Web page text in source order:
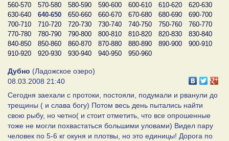
560-570
570-580 580-590 590-600 600-610 610-620
620-630
630-640
640-650 650-660 660-670 670-680 680-690
690-700
700-710
710-720 720-730 730-740 740-750 750-760
760-770
770-780
780-790 790-800 800-810 810-820 820-830
830-840
840-850
850-860 860-870 870-880 880-890 890-900
900-910
910-920
920-930 930-940 940-950 950-960
Дубно (Ладожское озеро)
08.03.2008 21:40
Сегодня заехали с протоки, постояли, подумали и рванули до
трещины ( и слава богу) Потом весь день пытались найти
свою рыбу, но четно( и стоит отметить, что все опрошенные
тоже не могли похвастаться большими уловами) Видел пару
человек по 5-6 кг окуня и плотвы, но это единицы! Дорога по